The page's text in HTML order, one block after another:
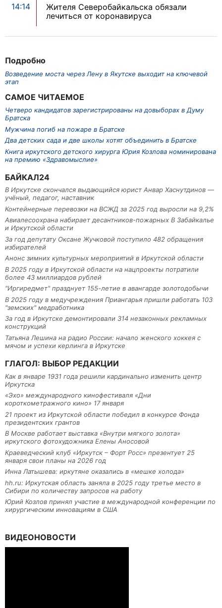
Подробно
Возведение моста через Лену в Якутске выходит на ключевой
этап
САМОЕ ЧИТАЕМОЕ
Четверо кандидатов зарегистрированы на довыборах в Думу
Братска
Мужчина погиб на пожаре в Братске
Два детских сада и две школы хотят объединить в Братске
Книга иркутского детского хирурга Юрия Козлова номинирована
на премию «Здравомыслие»
БАЙКАЛ24
В Иркутске скончался выдающийся юрист Анвар Хаснутдинов —
учёный, педагог, наставник
Контейнерные перевозки на ВСЖД за 2025 год выросли на 9,2%
Авиалесоохрана набирает десантников-пожарных В Забайкалье
и Иркутской области
За год депутату Оксане Жучковой поступило 482 обращения
избирателей
Анонс зимних культурных мероприятий в Иркутской области
В 2025 году в Иркутской области на нацпроекты потратили
более 43 миллиардов рублей
"Иргиредмет" празднует 155-летие в авангарде золотодобычи
В 2025 году в медучреждения Приангарья пришли работать 103
"земских" медработника
За год в Иркутске демонтировали 314 незаконных рекламных
конструкций
Татьяна Лешина на радио России: начало женского хоккея с
мячом и успехи керлинга в Иркутске
ГЛАГОЛ: ВЫБОР РЕДАКЦИИ
Как в январе 1931 года решили кардинально изменить центр
Иркутска
«Эхо» международного кинофестиваля «Дни
короткометражного кино» 17 января
21 проект из Иркутской области победил в конкурсе Фонда
президентских грантов
В Москве работает выставка «Внутри мягкого золота»
иркутского фотохудожника Елены Аносовой
Краеведческий клуб «Иркутск – Форт Росс» презентует 25
января свои планы на 2026 год
Инна Латышева: иркутяне оказались в «мешке холода»
hh.ru: Иркутская область заняла в 2025 году третье место в
Сибири по количеству запросов на работу
Юрий Козлов принял участие в международной конференции по
хирургическим инновациям в США
14:14
Жителя Северобайкальска обязали
лечиться от коронавируса
ВИДЕОНОВОСТИ